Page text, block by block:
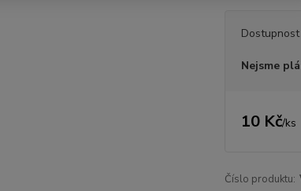
Dostupnost
Nejsme
10 Kč/ks
Číslo produktu: